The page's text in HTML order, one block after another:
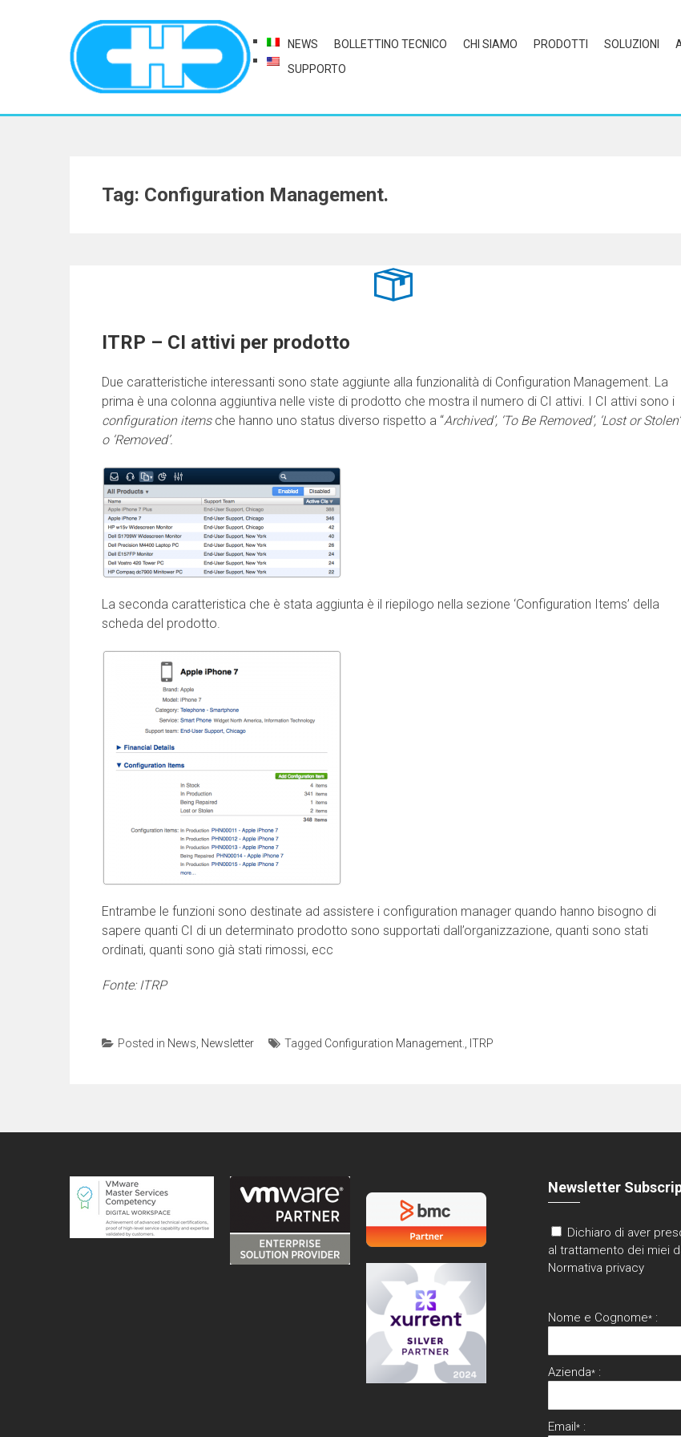
NEWS BOLLETTINO TECNICO CHI SIAMO PRODOTTI SOLUZIONI
SUPPORTO
Tag: Configuration Management.
ITRP – CI attivi per prodotto
Due caratteristiche interessanti sono state aggiunte alla funzionalità di Configuration Management. La
prima è una colonna aggiuntiva nelle viste di prodotto che mostra il numero di CI attivi. I CI attivi sono i
configuration itemsche hanno uno status diverso rispetto a “Archived’, ‘To Be Removed’, ‘Lost or Stolen’
o ‘Removed’.
La seconda caratteristica che è stata aggiunta è il riepilogo nella sezione ‘Configuration Items’ della
scheda del prodotto.
Entrambe le funzioni sono destinate ad assistere i configuration manager quando hanno bisogno di
sapere quanti CI di un determinato prodotto sono supportati dall’organizzazione, quanti sono stati
ordinati, quanti sono già stati rimossi, ecc
Fonte: ITRP
Posted in News Newsletter Tagged Configuration Management. ITRP
Newsletter
Dichiaro di aver
al trattamento dei miei
Normativa privacy
Nome e Cognome* :
Azienda* :
Email* :